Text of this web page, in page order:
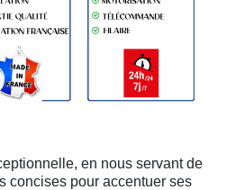
en nous servant de
concises pour accentuer ses